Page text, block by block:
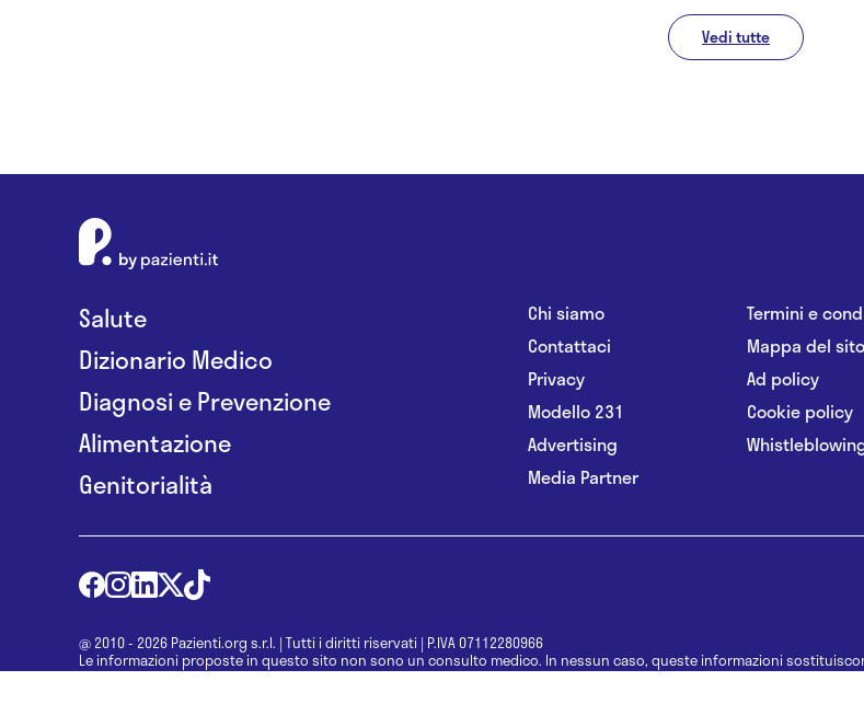
Vedi tutte
Salute
Dizionario Medico
Diagnosi e Prevenzione
Alimentazione
Genitorialità
Chi siamo
Contattaci
Privacy
Modello 231
Advertising
Media Partner
Termini e
Mappa del sito
Ad policy
Cookie policy
@ 2010 - 2026 Pazienti.org s.r.l. | Tutti i diritti riservati | P.IVA 07112280966
Le informazioni proposte in questo sito non sono un consulto medico. In nessun caso, queste informazioni
una diagnosi formulata dal medico. Non si devono considerare le informazioni disponibili come suggerimenti per la